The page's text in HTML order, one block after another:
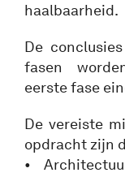
haalbaarheid.
De
fasen
eerste fase
De vereiste
opdracht zijn
•